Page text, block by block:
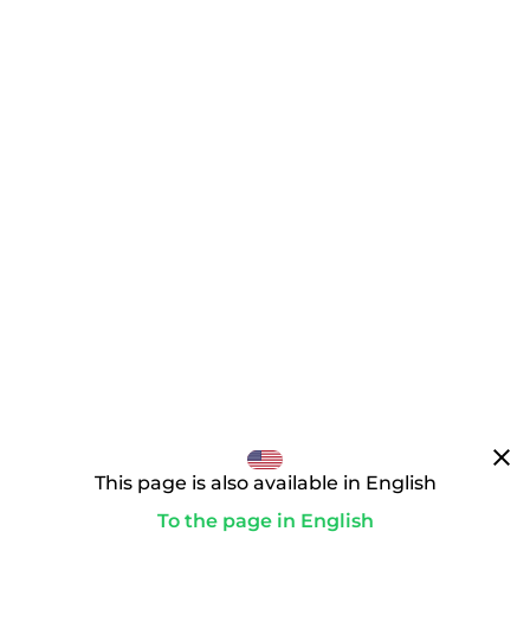
This page is also available in English
To the page in English
clear